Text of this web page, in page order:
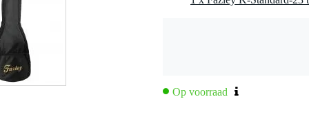
Op voorraad